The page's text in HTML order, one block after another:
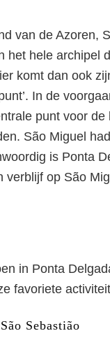
van de Azoren,
het hele archipel
komt dan ook
In de
punt voor
São Miguel
is Ponta
op São
in Ponta
favoriete
Sebastião